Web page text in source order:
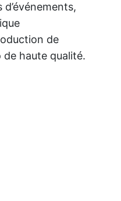
de
haute qualité.